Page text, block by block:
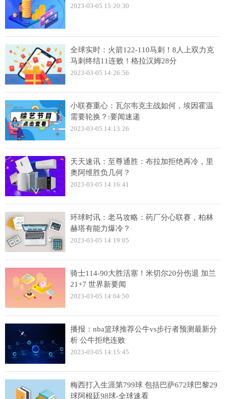
2023-03-05 15:20:30
全球实时：火箭122-110马刺！8人上双力克
马刺终结11连败！格拉汉姆28分
2023-03-05 14:26:56
小联赛重心：瓦尔韦克主战如何，埃因霍温
需要轮换？:要闻速递
2023-03-05 14:13:26
天天速讯：至尊通胜：布拉加拒绝再冷，里
奥阿维胜负几何？
2023-03-05 14:16:41
环球时讯：老马攻略：药厂分心联赛，柏林
赫塔有能力爆冷？
2023-03-05 14:19:05
骑士114-90大胜活塞！米切尔20分伤退 加兰
21+7 世界新要闻
2023-03-05 14:04:50
播报：nba篮球推荐公牛vs步行者预测最新分
析 公牛拒绝连败
2023-03-05 14:15:45
梅西打入生涯第799球 包括巴萨672球巴黎29
球阿根廷98球-全球速看